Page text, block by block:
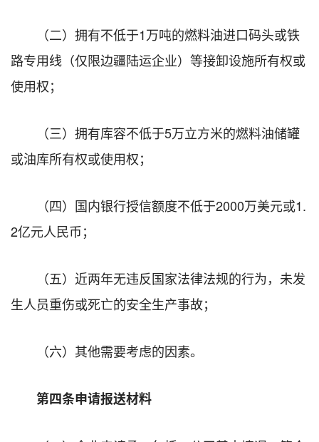
（二）拥有不低于1万吨的燃料油进口码头或铁
路专用线（仅限边疆陆运企业）等接卸设施所有权或
使用权；
（三）拥有库容不低于5万立方米的燃料油储罐
或油库所有权或使用权；
（四）国内银行授信额度不低于2000万美元或1.
2亿元人民币；
（五）近两年无违反国家法律法规的行为，未发
生人员重伤或死亡的安全生产事故；
（六）其他需要考虑的因素。
第四条申请报送材料